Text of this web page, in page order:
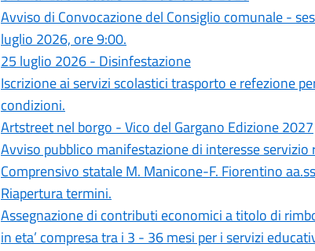
Avviso di Convocazione del Consiglio comunale -
luglio 2026, ore 9:00.
25 luglio 2026 - Disinfestazione
Iscrizione ai servizi scolastici trasporto e refezione
condizioni.
Artstreet nel borgo - Vico del Gargano Edizione 2027
Avviso pubblico manifestazione di interesse
Comprensivo statale M. Manicone-F. Fiorentino
Riapertura termini.
Assegnazione di contributi economici a titolo di
in eta’ compresa tra i 3 - 36 mesi per i servizi